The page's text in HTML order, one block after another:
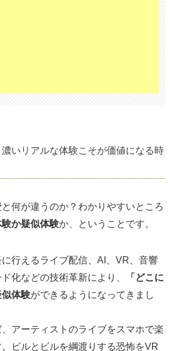
濃いリアルな体験こそが価値になる時
と何が違うのか？わかりやすいところ
験か疑似体験か、ということです。
行えるライブ配信、AI、VR、音響
化などの技術革新により、
「どこに
体験ができるようになってきまし
アーティストのライブをスマホで楽
ビルとビルを綱渡りする恐怖をVR